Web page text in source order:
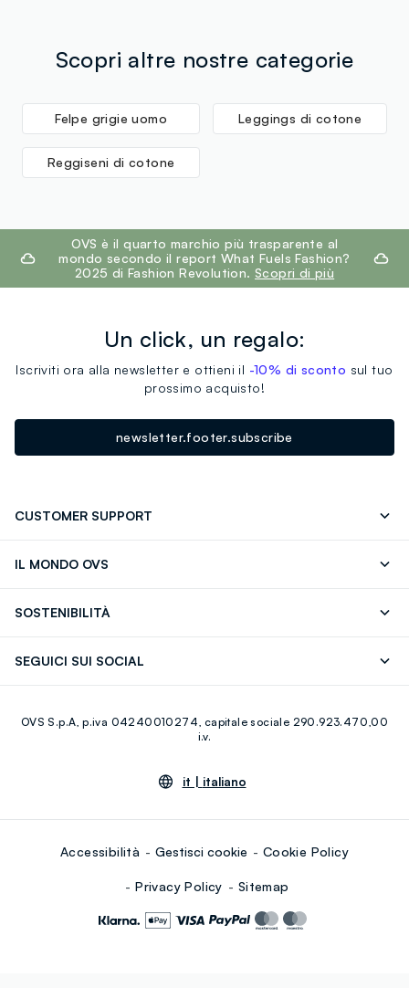
Scopri altre nostre categorie
Felpe grigie uomo Leggings di cotone
Reggiseni di cotone
footer.ariatitleOVS è il quarto marchio più trasparente al
mondo secondo il report What Fuels Fashion?
2025 di Fashion Revolution. Scopri di più
Un click, un regalo:
Iscriviti ora alla newsletter e ottieni il -10% di sconto sul tuo
prossimo acquisto!
newsletter.footer.subscribe
CUSTOMER SUPPORT
IL MONDO OVS
Giftcard
SOSTENIBILITÀ
SEGUICI SUI SOCIAL
Youtube Linkedin
OVS S.p.A, p.iva 04240010274, capitale sociale 290.923.470,00
i.v.
it | italiano
Accessibilità Gestisci cookie Cookie Policy
Privacy Policy Sitemap